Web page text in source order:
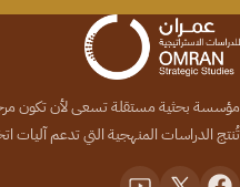
مؤسسة بحثية مستقلة تسعى لأن تكون
تُنتج الدراسات المنهجية التي تدعم آليات